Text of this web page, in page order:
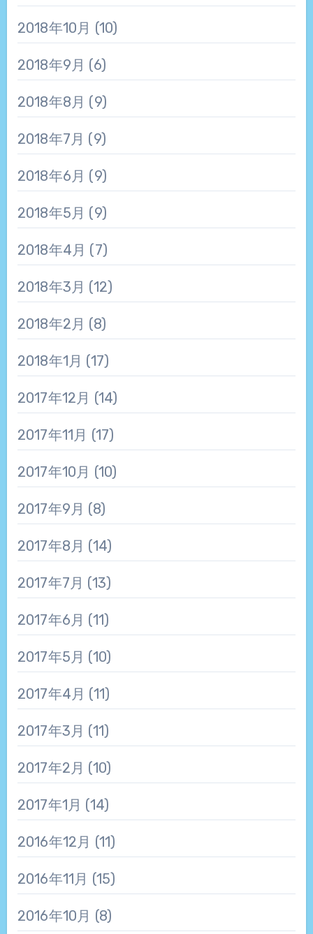
2018年10月 (10)
2018年9月 (6)
2018年8月 (9)
2018年7月 (9)
2018年6月 (9)
2018年5月 (9)
2018年4月 (7)
2018年3月 (12)
2018年2月 (8)
2018年1月 (17)
2017年12月 (14)
2017年11月 (17)
2017年10月 (10)
2017年9月 (8)
2017年8月 (14)
2017年7月 (13)
2017年6月 (11)
2017年5月 (10)
2017年4月 (11)
2017年3月 (11)
2017年2月 (10)
2017年1月 (14)
2016年12月 (11)
2016年11月 (15)
2016年10月 (8)